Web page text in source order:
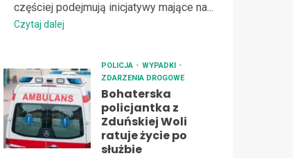
częściej podejmują inicjatywy mające na...
Czytaj dalej
POLICJA
WYPADKI
ZDARZENIA DROGOWE
Bohaterska
policjantka z
Zduńskiej Woli
ratuje życie po
służbie